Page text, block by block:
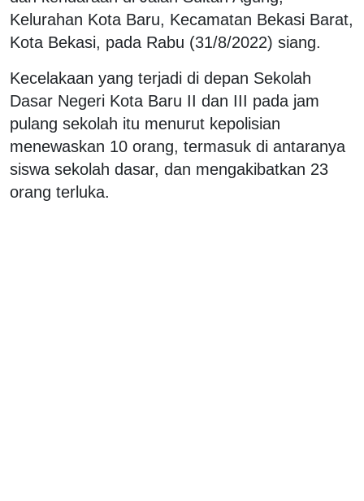
Kelurahan Kota Baru, Kecamatan Bekasi Barat,
Kota Bekasi, pada Rabu (31/8/2022) siang.
Kecelakaan yang terjadi di depan Sekolah
Dasar Negeri Kota Baru II dan III pada jam
pulang sekolah itu menurut kepolisian
menewaskan 10 orang, termasuk di antaranya
siswa sekolah dasar, dan mengakibatkan 23
orang terluka.